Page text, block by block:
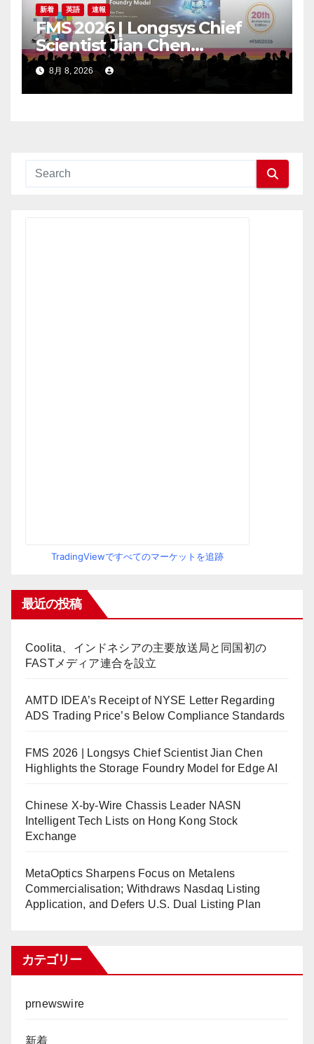
新着 英語 速報
FMS 2026 | Longsys Chief
Scientist Jian Chen
Highlights the Storage
Foundry Model for Edge AI
8月 8, 2026
TradingViewですべてのマーケットを追跡
最近の投稿
Coolita、インドネシアの主要放送局と同国初の
FASTメディア連合を設立
AMTD IDEA’s Receipt of NYSE Letter Regarding
ADS Trading Price’s Below Compliance Standards
FMS 2026 | Longsys Chief Scientist Jian Chen
Highlights the Storage Foundry Model for Edge AI
Chinese X-by-Wire Chassis Leader NASN
Intelligent Tech Lists on Hong Kong Stock
Exchange
MetaOptics Sharpens Focus on Metalens
Commercialisation; Withdraws Nasdaq Listing
Application, and Defers U.S. Dual Listing Plan
カテゴリー
prnewswire
新着